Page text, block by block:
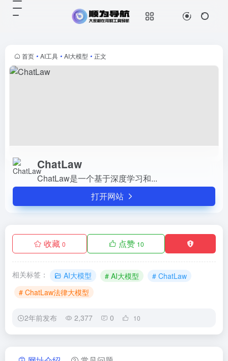
首页 • AI工具 • AI大模型 • 正文
ChatLaw
ChatLaw是一个基于深度学习和...
打开网站
收藏 0 点赞 10
相关标签： AI大模型 # AI大模型
# ChatLaw
# ChatLaw法律大模型
2年前发布 2,377 0 10